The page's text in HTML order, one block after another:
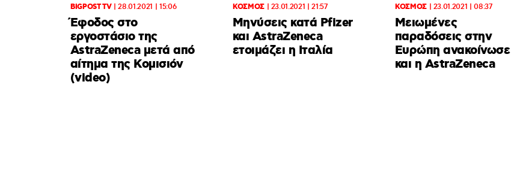
BIGPOST TV|28.01.2021 | 15:06
Έφοδος στο
εργοστάσιο της
AstraZeneca μετά από
αίτημα της Κομισιόν
(video)
ΚΟΣΜΟΣ| 23.01.2021 | 21:57
Μηνύσεις κατά Pfizer
και AstraZeneca
ετοιμάζει η Ιταλία
ΚΟΣΜΟΣ| 23.01.2021 | 08:37
Μειωμένες
παραδόσεις στην
Ευρώπη ανακοίνωσε
και η AstraZeneca